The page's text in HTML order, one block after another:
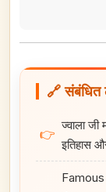
🔗
👉
ज्वाला
इतिहास